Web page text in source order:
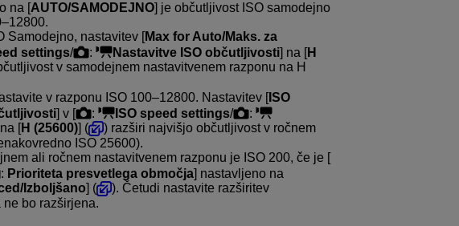
na [AUTO/SAMODEJNO] je občutljivost ISO samodejno
Samodejno, nastavitev [Max for Auto/Maks. za
settings/ : Nastavitve ISO občutljivosti] na [H
v samodejnem nastavitvenem razponu na H
v razponu ISO 100–12800. Nastavitev [ISO
] v [ : ISO speed settings/
:
[H (25600)] (
) razširi najvišjo občutljivost v ročnem
ISO 25600).
ali ročnem nastavitvenem razponu je ISO 200, če je [
: Prioriteta presvetlega območja] nastavljeno na
Izboljšano] (
). Četudi nastavite razširitev
bo razširjena.